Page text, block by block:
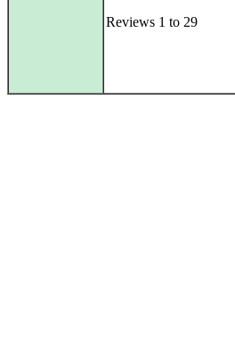
Reviews 1 to 29